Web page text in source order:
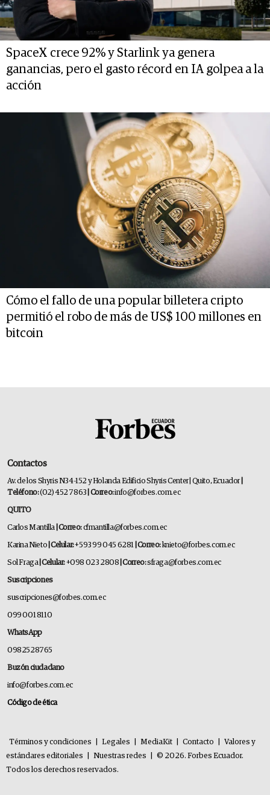
SpaceX crece 92% y Starlink ya genera
ganancias, pero el gasto récord en IA golpea a la
acción
Cómo el fallo de una popular billetera cripto
permitió el robo de más de US$ 100 millones en
bitcoin
Contactos
Av. de los Shyris N34-152 y Holanda Edificio Shyris Center | Quito, Ecuador
Teléfono:(02) 452 7863 | Correo:info@forbes.com.ec
QUITO
Carlos Mantilla | Correo:cfmantilla@forbes.com.ec
Karina Nieto | Celular:+593 99 045 6281 | Correo:knieto@forbes.com.ec
Sol Fraga| Celular:+098 023 2808 | Correo:sfraga@forbes.com.ec
Suscripciones
suscripciones@forbes.com.ec
099 001 8110
WhatsApp
0982528765
Buzón ciudadano
info@forbes.com.ec
Código de ética
Términos y condiciones Legales MediaKit Contacto
Valores y
estándares editoriales
Nuestras redes
© 2026. Forbes Ecuador.
Todos los derechos reservados.